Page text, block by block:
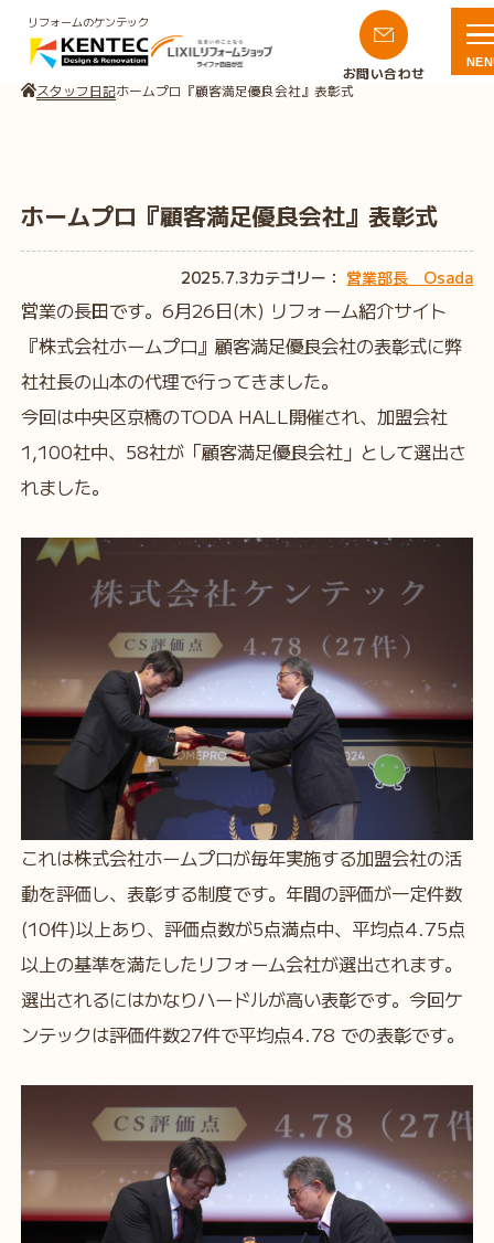
リフォームのケンテック
お問い合わせ
スタッフ日記ホームプロ『顧客満足優良会社』表彰式
ホームプロ『顧客満足優良会社』表彰式
2025.7.3カテゴリー： 営業部長 Osada
営業の長田です。6月26日(木) リフォーム紹介サイト
『株式会社ホームプロ』顧客満足優良会社の表彰式に弊
社社長の山本の代理で行ってきました。
今回は中央区京橋のTODA HALL開催され、加盟会社
1,100社中、58社が「顧客満足優良会社」として選出さ
れました。
これは株式会社ホームプロが毎年実施する加盟会社の活
動を評価し、表彰する制度です。年間の評価が一定件数
(10件)以上あり、評価点数が5点満点中、平均点4.75点
以上の基準を満たしたリフォーム会社が選出されます。
選出されるにはかなりハードルが高い表彰です。今回ケ
ンテックは評価件数27件で平均点4.78 での表彰です。